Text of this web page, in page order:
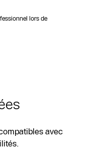
lors de
avec